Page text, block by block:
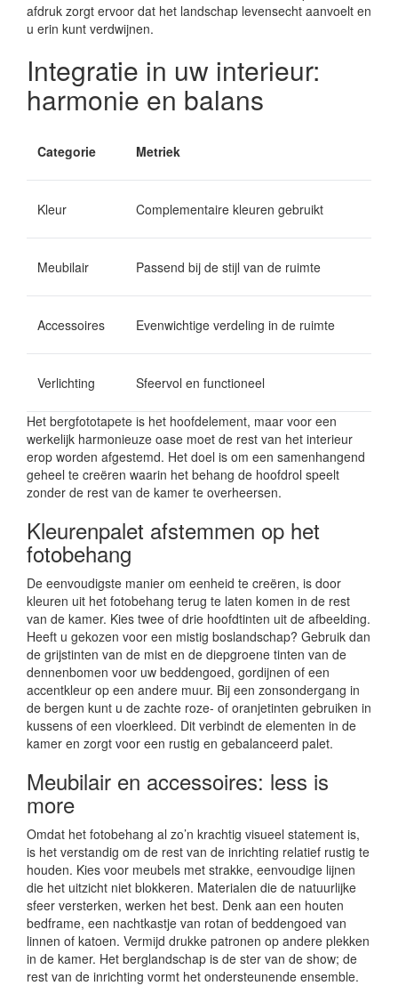
afdruk zorgt ervoor dat het landschap levensecht aanvoelt en
u erin kunt verdwijnen.
Integratie in uw interieur:
harmonie en balans
Categorie Metriek
Kleur Complementaire kleuren gebruikt
Meubilair Passend bij de stijl van de ruimte
Accessoires Evenwichtige verdeling in de ruimte
Verlichting Sfeervol en functioneel
Het bergfototapete is het hoofdelement, maar voor een
werkelijk harmonieuze oase moet de rest van het interieur
erop worden afgestemd. Het doel is om een samenhangend
geheel te creëren waarin het behang de hoofdrol speelt
zonder de rest van de kamer te overheersen.
Kleurenpalet afstemmen op het
fotobehang
De eenvoudigste manier om eenheid te creëren, is door
kleuren uit het fotobehang terug te laten komen in de rest
van de kamer. Kies twee of drie hoofdtinten uit de afbeelding.
Heeft u gekozen voor een mistig boslandschap? Gebruik dan
de grijstinten van de mist en de diepgroene tinten van de
dennenbomen voor uw beddengoed, gordijnen of een
accentkleur op een andere muur. Bij een zonsondergang in
de bergen kunt u de zachte roze- of oranjetinten gebruiken in
kussens of een vloerkleed. Dit verbindt de elementen in de
kamer en zorgt voor een rustig en gebalanceerd palet.
Meubilair en accessoires: less is
more
Omdat het fotobehang al zo’n krachtig visueel statement is,
is het verstandig om de rest van de inrichting relatief rustig te
houden. Kies voor meubels met strakke, eenvoudige lijnen
die het uitzicht niet blokkeren. Materialen die de natuurlijke
sfeer versterken, werken het best. Denk aan een houten
bedframe, een nachtkastje van rotan of beddengoed van
linnen of katoen. Vermijd drukke patronen op andere plekken
in de kamer. Het berglandschap is de ster van de show; de
rest van de inrichting vormt het ondersteunende ensemble.